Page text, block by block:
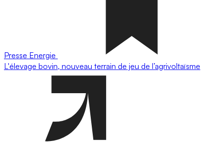
Presse Energie
L'élevage bovin, nouveau terrain de jeu de l’agrivoltaïsme